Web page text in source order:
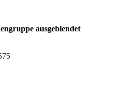
ausgeblendet